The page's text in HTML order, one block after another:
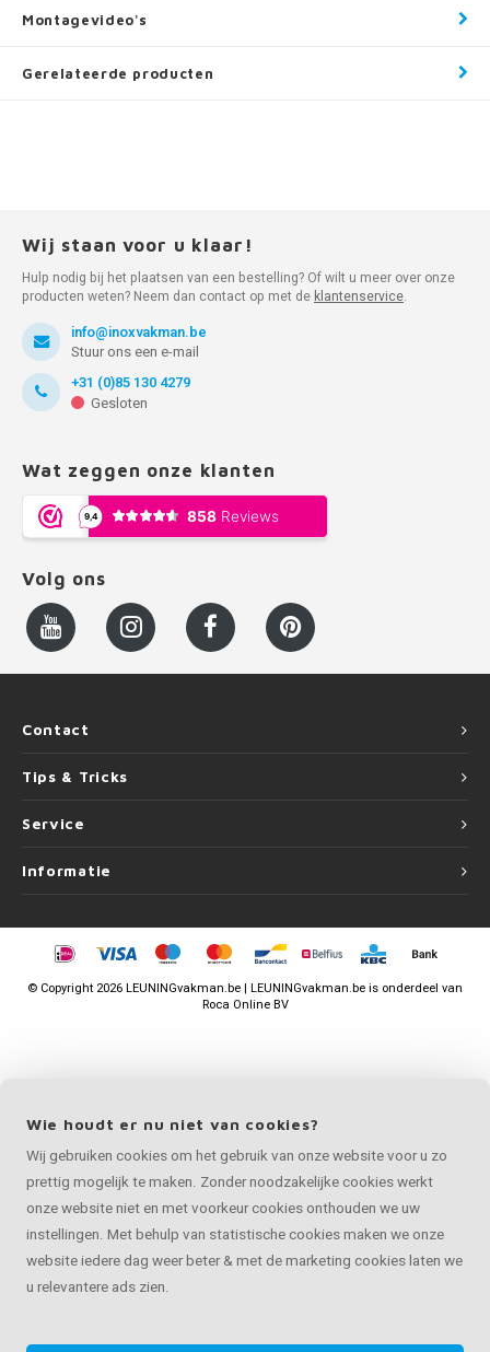
Montagevideo's
Gerelateerde producten
Wij staan voor u klaar!
Hulp nodig bij het plaatsen van een bestelling? Of wilt u meer over onze
producten weten? Neem dan contact op met de klantenservice.
info@inoxvakman.be
Stuur ons een e-mail
+31 (0)85 130 4279
Gesloten
Wat zeggen onze klanten
Volg ons
Contact
Tips & Tricks
Service
Informatie
© Copyright 2026 LEUNINGvakman.be | LEUNINGvakman.be is onderdeel van
Roca Online BV
Wie houdt er nu niet van cookies?
Wij gebruiken cookies om het gebruik van onze website voor u zo
prettig mogelijk te maken. Zonder noodzakelijke cookies werkt
onze website niet en met voorkeur cookies onthouden we uw
instellingen. Met behulp van statistische cookies maken we onze
website iedere dag weer beter & met de marketing cookies laten we
u relevantere ads zien.